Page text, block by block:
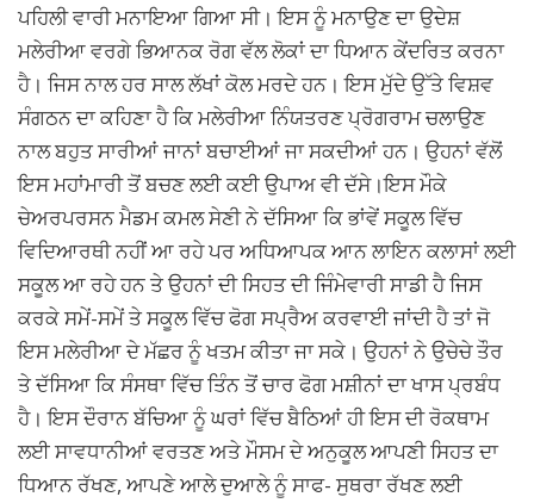
ਪਹਿਲੀ ਵਾਰੀ ਮਨਾਇਆ ਗਿਆ ਸੀ। ਇਸ ਨੂੰ ਮਨਾਉਣ ਦਾ ਉਦੇਸ਼
ਮਲੇਰੀਆ ਵਰਗੇ ਭਿਆਨਕ ਰੋਗ ਵੱਲ ਲੋਕਾਂ ਦਾ ਧਿਆਨ ਕੇਂਦਰਿਤ ਕਰਨਾ
ਹੈ। ਜਿਸ ਨਾਲ ਹਰ ਸਾਲ ਲੱਖਾਂ ਕੋਲ ਮਰਦੇ ਹਨ। ਇਸ ਮੁੱਦੇ ਉੱਤੇ ਵਿਸ਼ਵ
ਸੰਗਠਨ ਦਾ ਕਹਿਣਾ ਹੈ ਕਿ ਮਲੇਰੀਆ ਨਿੰਯਤਰਣ ਪ੍ਰੋਗਰਾਮ ਚਲਾਉਣ
ਨਾਲ ਬਹੁਤ ਸਾਰੀਆਂ ਜਾਨਾਂ ਬਚਾਈਆਂ ਜਾ ਸਕਦੀਆਂ ਹਨ। ਉਹਨਾਂ ਵੱਲੋਂ
ਇਸ ਮਹਾਂਮਾਰੀ ਤੋਂ ਬਚਣ ਲਈ ਕਈ ਉਪਾਅ ਵੀ ਦੱਸੇ।ਇਸ ਮੌਕੇ
ਚੇਅਰਪਰਸਨ ਮੈਡਮ ਕਮਲ ਸੇਣੀ ਨੇ ਦੱਸਿਆ ਕਿ ਭਾਂਵੇਂ ਸਕੂਲ ਵਿੱਚ
ਵਿਦਿਆਰਥੀ ਨਹੀਂ ਆ ਰਹੇ ਪਰ ਅਧਿਆਪਕ ਆਨ ਲਾਇਨ ਕਲਾਸਾਂ ਲਈ
ਸਕੂਲ ਆ ਰਹੇ ਹਨ ਤੇ ਉਹਨਾਂ ਦੀ ਸਿਹਤ ਦੀ ਜਿੰਮੇਵਾਰੀ ਸਾਡੀ ਹੈ ਜਿਸ
ਕਰਕੇ ਸਮੇਂ-ਸਮੇਂ ਤੇ ਸਕੂਲ ਵਿੱਚ ਫੋਗ ਸਪ੍ਰੈਅ ਕਰਵਾਈ ਜਾਂਦੀ ਹੈ ਤਾਂ ਜੋ
ਇਸ ਮਲੇਰੀਆ ਦੇ ਮੱਛਰ ਨੂੰ ਖਤਮ ਕੀਤਾ ਜਾ ਸਕੇ। ਉਹਨਾਂ ਨੇ ਉਚੇਚੇ ਤੌਰ
ਤੇ ਦੱਸਿਆ ਕਿ ਸੰਸਥਾ ਵਿੱਚ ਤਿੰਨ ਤੋਂ ਚਾਰ ਫੋਗ ਮਸ਼ੀਨਾਂ ਦਾ ਖਾਸ ਪ੍ਰਬੰਧ
ਹੈ। ਇਸ ਦੌਰਾਨ ਬੱਚਿਆ ਨੂੰ ਘਰਾਂ ਵਿੱਚ ਬੈਠਿਆਂ ਹੀ ਇਸ ਦੀ ਰੋਕਥਾਮ
ਲਈ ਸਾਵਧਾਨੀਆਂ ਵਰਤਣ ਅਤੇ ਮੌਸਮ ਦੇ ਅਨੁਕੂਲ ਆਪਣੀ ਸਿਹਤ ਦਾ
ਧਿਆਨ ਰੱਖਣ, ਆਪਣੇ ਆਲੇ ਦੁਆਲੇ ਨੂੰ ਸਾਫ- ਸੁਥਰਾ ਰੱਖਣ ਲਈ